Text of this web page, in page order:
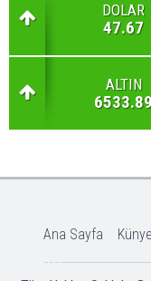
DOLAR
47.67
ALTIN
Ana Sayfa Künye